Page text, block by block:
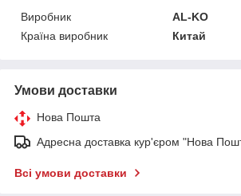
Виробник
AL-KO
Країна виробник
Китай
Умови доставки
Нова Пошта
Адресна доставка кур'єром "Нова
Всі умови доставки